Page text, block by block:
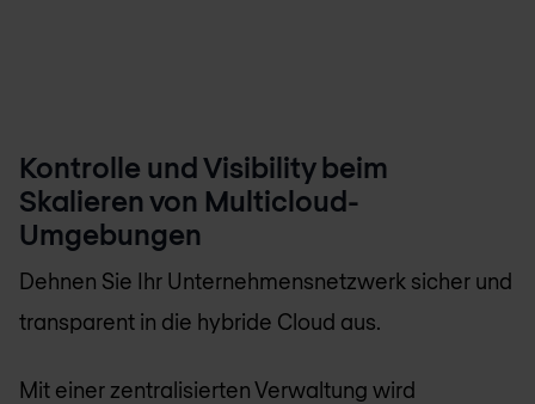
Kontrolle und Visibility beim
Skalieren von Multicloud-
Umgebungen
Dehnen Sie Ihr Unternehmensnetzwerk sicher und
transparent in die hybride Cloud aus.
Mit einer zentralisierten Verwaltung wird